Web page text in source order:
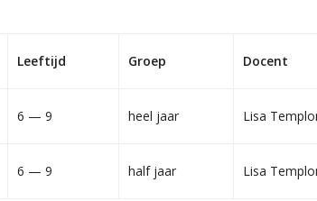
Leeftijd Groep Docent
6 — 9 heel jaar Lisa
6 — 9 half jaar Lisa